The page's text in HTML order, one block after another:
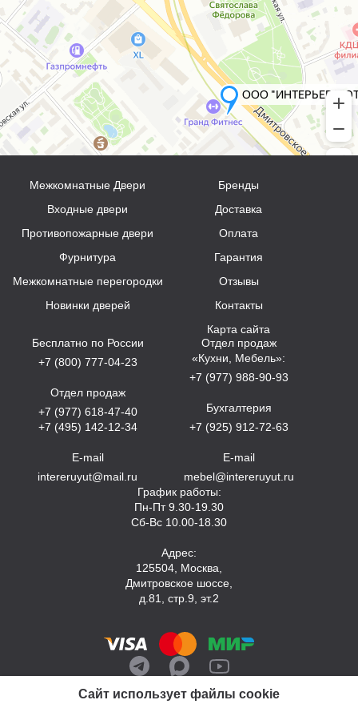
Сайт использует файлы cookie
Межкомнатные Двери
Входные двери
Противопожарные двери
Фурнитура
Межкомнатные перегородки
Новинки дверей
Бренды
Доставка
Оплата
Гарантия
Отзывы
Контакты
Карта сайта
Бесплатно по России
+7 (800) 777-04-23
Отдел продаж
+7 (977) 618-47-40
+7 (495) 142-12-34
E-mail
intereruyut@mail.ru
Отдел продаж
«Кухни, Мебель»:
+7 (977) 988-90-93
Бухгалтерия
+7 (925) 912-72-63
E-mail
mebel@intereruyut.ru
График работы:
Пн-Пт 9.30-19.30
Сб-Вс 10.00-18.30
Адрес:
125504, Москва,
Дмитровское шоссе,
д.81, стр.9, эт.2